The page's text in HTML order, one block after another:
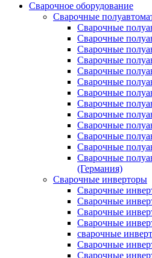
Сварочное оборудование
Сварочные
Сварочные
Сварочные
Сварочные
Сварочные
Сварочные
Сварочные
Сварочные
Сварочные
Сварочные
Сварочные
Сварочные
Сварочные
Сварочные
(Германия)
Сварочные инверторы
Сварочные
Сварочные
Сварочные
Cварочные
сварочные
Сварочные
Сварочные